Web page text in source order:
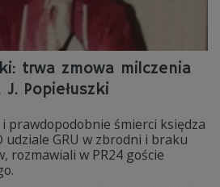
trwa zmowa milczenia
Popiełuszki
prawdopodobnie śmierci księdza
udziale GRU w zbrodni i braku
rozmawiali w PR24 goście